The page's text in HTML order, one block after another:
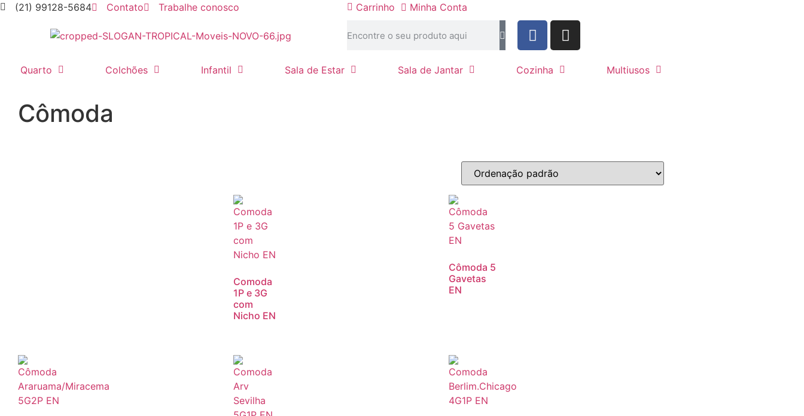
(21) 99128-5684 Contato Trabalhe conosco Carrinho Minha Conta
Quarto Colchões Infantil Sala de Estar Sala de Jantar Cozinha Multiusos
Cômoda
Comoda
1P e 3G
com
Nicho EN
Cômoda 5
Gavetas
EN